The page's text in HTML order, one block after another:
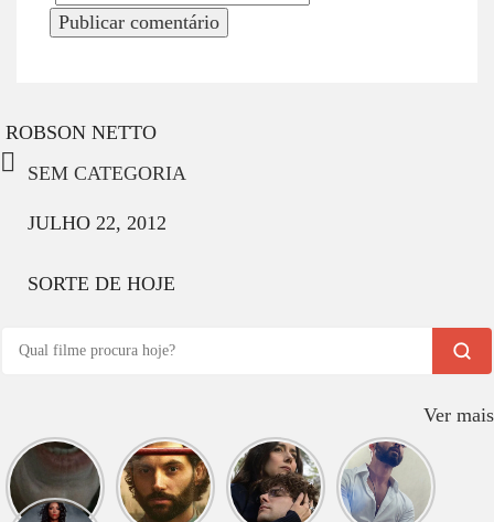
ROBSON NETTO
SEM CATEGORIA
JULHO 22, 2012
SORTE DE HOJE
Ver mais
O que
assistir
hoje?
Longlegs
O que
assistir
hoje?
VOCÊ
O que
assistir
hoje? O
Jardineiro
O que
assistir
hoje?
DEVA
O que